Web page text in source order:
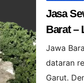
Jasa
Barat –
Jawa
dataran
Garut.